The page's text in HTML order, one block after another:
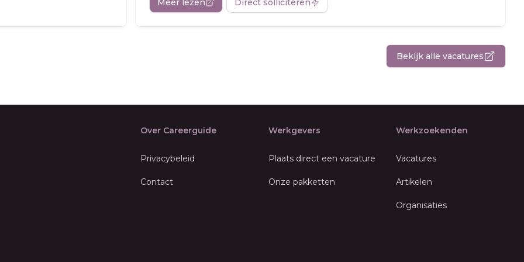
Meer lezen Direct solliciteren
Bekijk alle vacatures
Over Careerguide
Privacybeleid
Contact
Werkgevers
Plaats direct een vacature
Onze pakketten
Werkzoekenden
Vacatures
Artikelen
Organisaties